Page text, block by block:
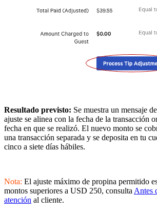
Resultado previsto: Se muestra un mensaje
ajuste se alinea con la fecha de la transacción
fecha en que se realizó. El nuevo monto se
una transacción separada y se deposita en tu
cinco a siete días hábiles.
Nota: El ajuste máximo de propina permitido
montos superiores a USD 250, consulta Antes
atención al cliente.